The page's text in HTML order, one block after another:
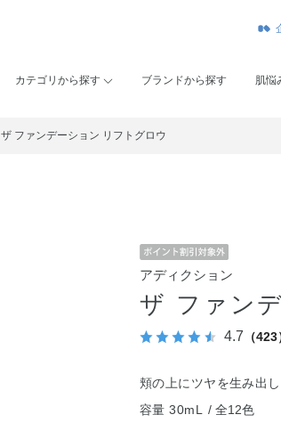
カテゴリから探す ブランドから探す 肌悩
ザ ファンデーション リフトグロウ
アディクション
ザ ファン
4.7 （423
頬の上にツヤを生み出
容量 30mL
全12色